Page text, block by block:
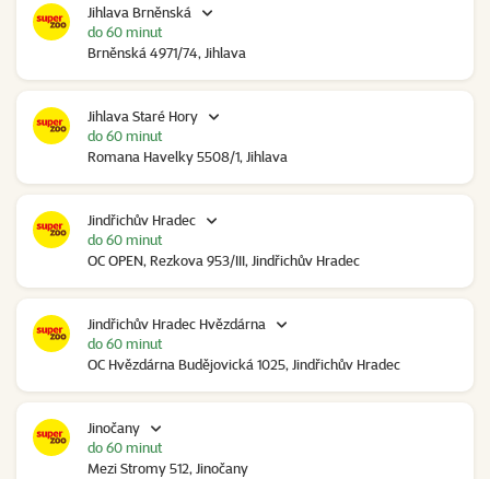
Jihlava Brněnská
Brněnská 4971/74, Jihlava
do 60 minut
Jihlava Staré Hory
Romana Havelky 5508/1, Jihlava
do 60 minut
Jindřichův Hradec
OC OPEN, Rezkova 953/III, Jindřichův Hradec
do 60 minut
Jindřichův Hradec Hvězdárna
OC Hvězdárna Budějovická 1025, Jindřichův Hradec
do 60 minut
Jinočany
Mezi Stromy 512, Jinočany
do 60 minut